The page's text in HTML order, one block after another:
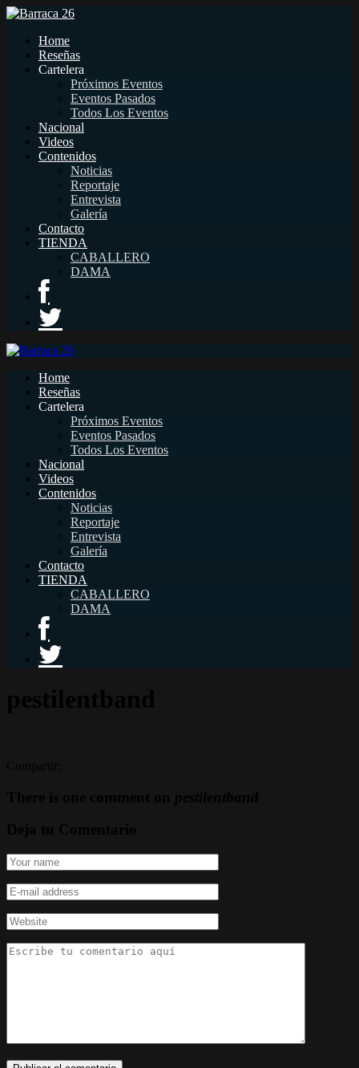
Home
Reseñas
Cartelera
Próximos Eventos
Eventos Pasados
Todos Los Eventos
Nacional
Videos
Contenidos
Noticias
Reportaje
Entrevista
Galería
Contacto
TIENDA
CABALLERO
DAMA
Home
Reseñas
Cartelera
Próximos Eventos
Eventos Pasados
Todos Los Eventos
Nacional
Videos
Contenidos
Noticias
Reportaje
Entrevista
Galería
Contacto
TIENDA
CABALLERO
DAMA